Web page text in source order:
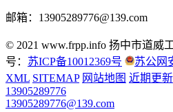
邮箱：13905289776@139.com
© 2021 www.frpp.info 扬中市道威
号： 苏ICP备10012369号
苏公网
XML SITEMAP 网站地图 近期更新
13905289776
13905289776@139.com